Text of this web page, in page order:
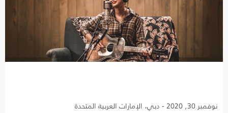
نوفمبر 30, 2020 - دبي، الإمارات العربية المتحدة